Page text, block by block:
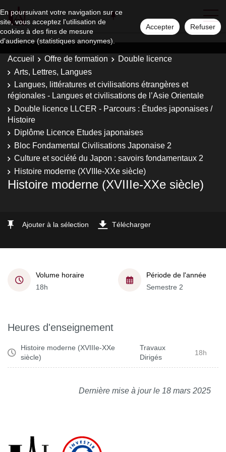
En poursuivant votre navigation sur ce
site, vous acceptez l'utilisation de
cookies à des fins de mesure
d'audience (statistiques anonymes).
Accepter Refuser
Accueil Offre de formation
Double licence
Arts, Lettres, Langues
Langues, littératures et civilisations étrangères et
régionales - Langues et civilisations de l’Asie Orientale
Double licence LLCER - Parcours : Études japonaises /
Histoire
Diplôme Licence Etudes japonaises
Bloc Fondamental Civilisations Japonaise 2
Culture et société du Japon : savoirs fondamentaux 2
Histoire moderne (XVIIIe-XXe siècle)
Histoire moderne (XVIIIe-XXe siècle)
Ajouter à la sélection Télécharger
Volume horaire
18h
Période de l'année
Semestre 2
Heures d'enseignement
Histoire moderne (XVIIIe-XXe
siècle)
Travaux
Dirigés
18h
Dernière mise à jour le 18 mars 2025